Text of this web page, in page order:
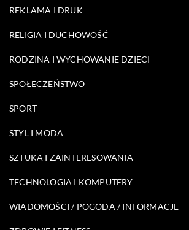
REKLAMA I DRUK
RELIGIA I DUCHOWOŚĆ
RODZINA I WYCHOWANIE DZIECI
SPOŁECZEŃSTWO
SPORT
STYL I MODA
SZTUKA I ZAINTERESOWANIA
TECHNOLOGIA I KOMPUTERY
WIADOMOŚCI / POGODA / INFORMACJE